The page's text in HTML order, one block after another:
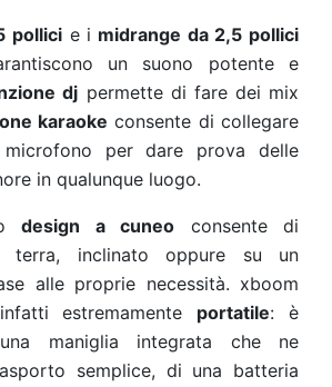
pollicie i midrange da 2,5 pollici
un suono potente e
dj permette di fare dei mix
karaoke consente di collegare
per dare prova delle
in qualunque luogo.
design a cuneo consente di
terra, inclinato oppure su un
alle proprie necessità. xboom
estremamente portatile: è
maniglia integrata che ne
semplice, di una batteria